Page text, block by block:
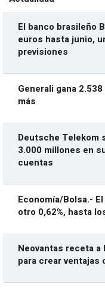
El banco brasileño
euros hasta junio,
previsiones
Generali gana
más
Deutsche Telekom
3.000 millones en
cuentas
Economía/Bolsa.-
otro 0,62%, hasta
Neovantas receta a
para crear ventajas